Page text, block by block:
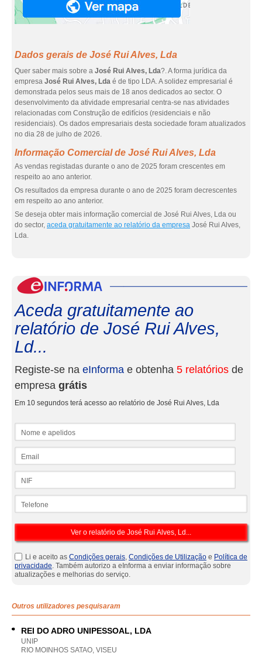
Dados gerais de José Rui Alves, Lda
Quer saber mais sobre a José Rui Alves, Lda?. A forma jurídica da
empresa José Rui Alves, Lda é de tipo LDA. A solidez empresarial é
demonstrada pelos seus mais de 18 anos dedicados ao sector. O
desenvolvimento da atividade empresarial centra-se nas atividades
relacionadas com Construção de edifícios (residenciais e não
residenciais). Os dados empresariais desta sociedade foram atualizados
no dia 28 de julho de 2026.
Informação Comercial de José Rui Alves, Lda
As vendas registadas durante o ano de 2025 foram crescentes em
respeito ao ano anterior.
Os resultados da empresa durante o ano de 2025 foram decrescentes
em respeito ao ano anterior.
Se deseja obter mais informação comercial de José Rui Alves, Lda ou
do sector, aceda gratuitamente ao relatório da empresa José Rui Alves,
Lda.
Aceda gratuitamente ao
relatório de José Rui Alves,
Ld...
Registe-se na eInforma e obtenha 5 relatórios de
empresa grátis
Em 10 segundos terá acesso ao relatório de José Rui Alves, Lda
Li e aceito as Condições gerais, Condições de Utilização e Política de
privacidade. Também autorizo a eInforma a enviar informação sobre
atualizações e melhorias do serviço.
Outros utilizadores pesquisaram
REI DO ADRO UNIPESSOAL, LDA
UNIP
RIO MOINHOS SATAO, VISEU